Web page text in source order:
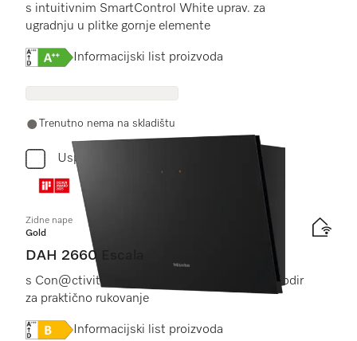
s intuitivnim SmartControl White uprav. za
ugradnju u plitke gornje elemente
Online Label Flag, Energetska naljepnica
Informacijski list proizvoda
Trenutno nema na skladištu
Usporediti
Zidne nape
Gold
DAH 2660 Escala
s Con@ctivity i pametnijim upravljanjem na dodir
za praktično rukovanje
Online Label Flag, Energetska naljepnica
Informacijski list proizvoda